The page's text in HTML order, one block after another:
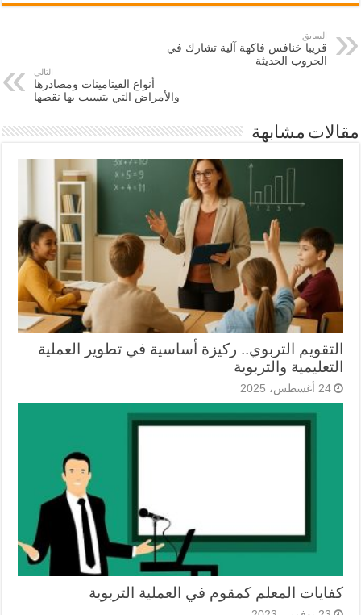
السابق
قريبا خنافس فاكهة آلية تشارك في
الحروب الحديثة
التالي
أنواع الفيتامينات ومصادرها
والأمراض التي يتسبب بها نقصها
مقالات مشابهة
التقويم التربوي.. ركيزة أساسية في تطوير العملية
التعليمية والتربوية
24 أغسطس، 2025
كفايات المعلم كمقوم في العملية التربوية